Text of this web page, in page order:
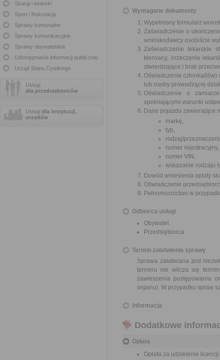
Skargi i wnioski
Sport i Rekreacja
Sprawy komunalne
Sprawy komunikacyjne
Sprawy obywatelskie
Udostępnianie informacji publicznej
Urząd Stanu Cywilnego
Usługi
dla przedsiębiorców
Usługi dla instytucji,
urzędów
Wymagane dokumenty
Wypełniony formularz
Zaświadczenie o
wnioskodawcy osobiście
Zaświadczenie lekarskie
kierowcy, orzeczenie
stwierdzające i brak
Oświadczenie członka/
lub osoby prowadzącej
Oświadczenie o
spełniającymi warunki
Dane pojazdu zawierające
markę,
typ,
rodzaj/
numer rejestracyjny,
numer VIN,
wskazanie rodzaju
Dowód wniesienia opłaty
Oświadczenie
Pełnomocnictwo w
Odbiorca usługi
Obywatel,
Przedsiębiorca
Termin załatwienia sprawy
Sprawa załatwiana jest
terminu nie wlicza się
zawieszenia postępowania
organu). W przypadku spraw
Informacja
Dodatkowe
Opłata
Opłata za udzielenie